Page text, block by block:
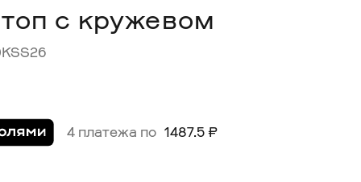
с кружевом
4 платежа по 1487.5 ₽